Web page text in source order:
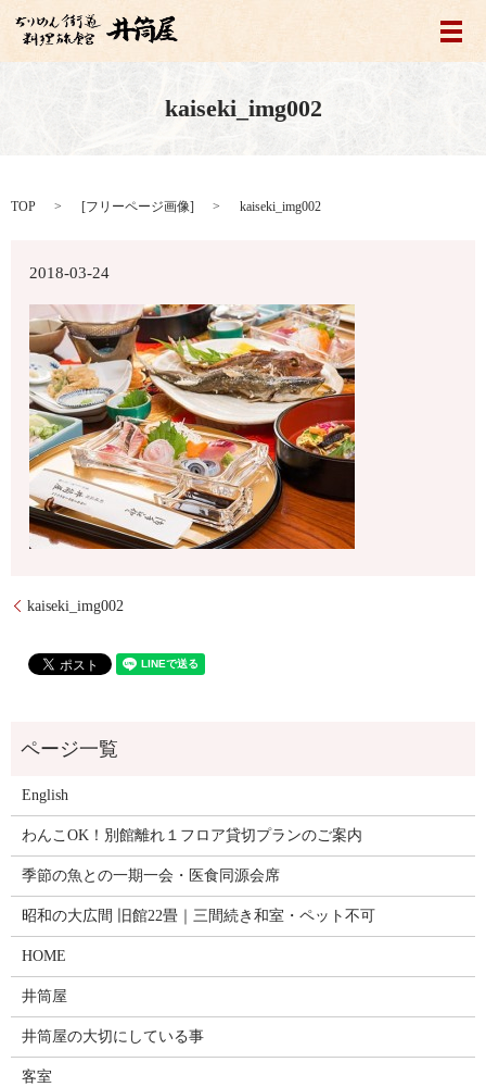
メ
kaiseki_img002
TOP [フリーページ画像] kaiseki_img002
2018-03-24
kaiseki_img002
English
わんこOK！別館離れ１フロア貸切プランのご案内
季節の魚との一期一会・医食同源会席
昭和の大広間 旧館22畳｜三間続き和室・ペット不可
HOME
井筒屋
井筒屋の大切にしている事
客室